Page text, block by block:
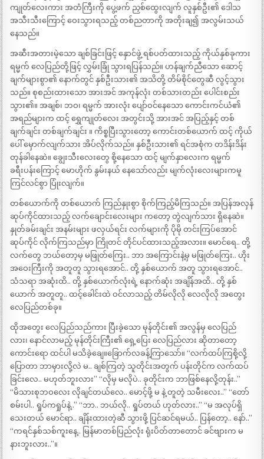
ကျုတ်လေးကား အတံကြီးကို ပွေ့ဖက် ညှစ်ထွေးလျက် လူနှစ်ဦး၏ ဒေါသ
အသီးသီးကြောင့် ဝေးသွားရသည့် တစ်ညတာကို အတိုးချ၍ အလွမ်းသယ်
နေသည်။
အဆီးအတားမဲ့သော ချစ်ခြင်းဖြင့် နှောင်ဖွဲ့ ရစ်ပတ်ထားသည့် ကိုယ်နှစ်ခုကား
ရမ္မက် လေပြည်တို့ဖြင့် လွှမ်းခြုံ သွားရပြန်သည်။ ဟန်ချက်ညီသော ဆောင့်
ချက်များစွာ၏ နောက်တွင် နှစ်ဦးသား၏ အသိတို့ တိမ်စိုင်တွေဆီ လွင့်သွား
သည်။ စုစည်းထားသော အားအင် အကုန်လုံး တစ်သားတည်း ပေါင်းစည်း
သွား၏။ အချစ်၊ ဘဝ၊ ရမ္မက် အားလုံး ပျော်ဝင်နေသော ကောင်းကင်ယံ၏
အရည်များက ထင့် ရွှေကျုတ်လေး အတွင်းသို့ အားအင် အပြည့်နှင့် တစ်
ချက်ချင်း တစ်ချက်ချင်း ။ ကိစ္စပြီးသွားတော့ ကောင်းတစ်ယောက် ထင့် ကိုယ်
ပေါ် မှောက်လျက်သား အိပ်လိုက်သည်။ နှစ်ဦးသား၏ ရင်အစုံက တဒိန်းဒိန်း
တုန်ခါနေဆဲ။ ချွေးသီးလေးတွေ စို့နေသော ထင့် မျက်နှာလေးက ရမ္မက်
ခရီးပန်းကြောင့် မောဟိုက် နွမ်းနယ် နေသော်လည်း မျက်လုံးလေးများကမူ
ကြင်လင်စွာ ပြုံးလျက်။
တစ်ယောက်ကို တစ်ယောက် ကြည်နှုးစွာ စိုက်ကြည့်မိကြသည်။ အပြန်အလှန်
ဆုပ်ကိုင်ထားသည့် လက်ချောင်းလေးများ ကတော့ တွဲလျက်သား ရှိနေဆဲ။
နှုတ်ခမ်းချင်း အနမ်းများ ဖလှယ်ရင်း လက်များကို ပိုမို တင်းကြပ်အောင်
ဆုပ်ကိုင် လိုက်ကြသည်မှာ ကြိုတင် တိုင်ပင်ထားသည့်အလား။ မောင်ရေ.. တို့
လက်တွေ ဘယ်တော့မှ မဖြုတ်ကြေး.. ဘာ အကြောင်းနဲ့မှ မဖြုတ်ကြေး.. ဟိုး
အဝေးကြီးကို အတူတူ သွားရအောင်.. တို့ နှစ်ယောက် အတူ သွားရအောင်..
သံသရာ အဆုံးထိ.. တို့ နှစ်ယောက်လုံးရဲ့ နောက်ဆုံး အချိန်အထိ.. တို့ နှစ်
ယောက် အတူတူ.. ထင့်ခေါင်းထဲ ဝင်လာသည့် တိမ်လိုလို လေလိုလို အတွေး
လေပြည်တစ်ခု။
ထိုအတွေး လေပြည်သည်ကား ပြီးခဲ့သော မုန်တိုင်း၏ အလွန်မှ လေပြည်
လား၊ နောင်လာမည့် မုန်တိုင်းကြီး၏ ရှေ့ပြေး လေပြည်လား ဆိုတာတော့
ကောင်းရော ထင်ပါ မသိခဲ့ချေ။ခြောက်လခန့်ကြာသော်။ “လက်ထပ်ကြစို့လို့
ပြောတာ ဘာမှားလို့လဲ မ.. ချစ်ကြတဲ့ သူတိုင်းအတွက် ပန်းတိုင်က လက်ထပ်
ခြင်းလေ.. မဟုတ်ဘူးလား” “လိုမှ မလိုပဲ.. ခုတိုင်းက ဘာဖြစ်နေလို့တုန်း..”
“မိသားစုဘဝလေး လိုချင်တယ်လေ.. မောင့်ဖို့ မ နဲ့ တူတဲ့ သမီးလေး..” “တော်
စမ်းပါ.. ရှုပ်ကရှုပ်နဲ့..” “ဘာ.. ဘယ်လို.. ရှုပ်တယ် ဟုတ်လား..” “မ အလုပ်ရှိ
သေးတယ် မောင်ရာ.. ချိန်းထားတဲ့ဆီ သွားဖို့ ပြင်ဆင်ရမယ်.. ပြန်တော့.. နော်..”
“ကရင်နှစ်သစ်ကူးနေ့.. မြန်မာတစ်ပြည်လုံး ရုံးပိတ်တာတောင် ခင်ဗျားက မ
နားဘူးလား..”။